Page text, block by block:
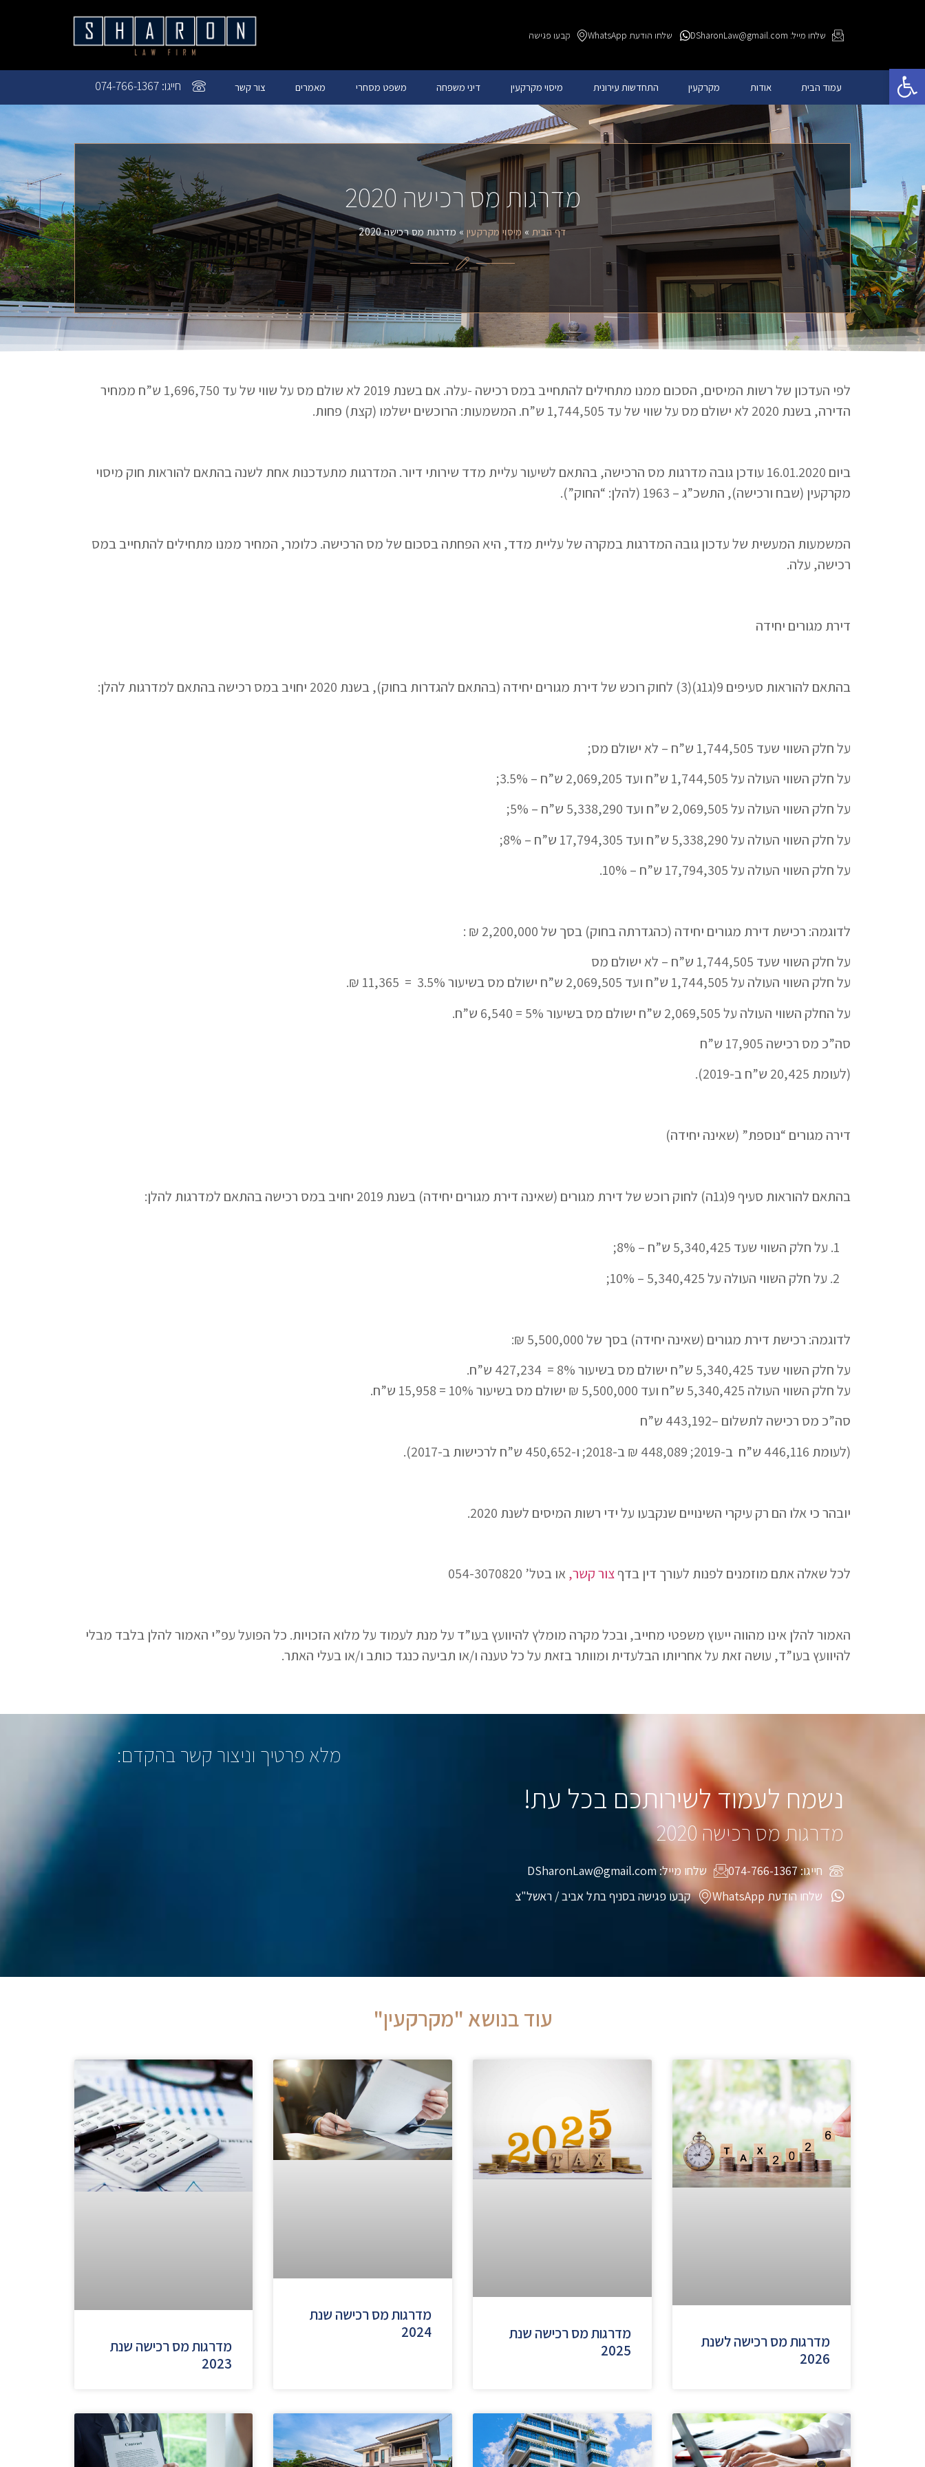
שלחו מייל: DSharonLaw@gmail.com שלחו הודעת WhatsApp קבעו פגישה
עמוד הבית אודות מקרקעין התחדשות עירונית מיסוי מקרקעין דיני משפחה משפט מסחרי מאמרים צור קשר חייגו: 074-766-1367
מדרגות מס רכישה 2020
דף הבית » מיסוי מקרקעין » מדרגות מס רכישה 2020
לפי העדכון של רשות המיסים, הסכום ממנו מתחילים להתחייב במס רכישה -עלה. אם בשנת 2019 לא שולם מס על שווי של עד 1,696,750 ש”ח ממחיר
הדירה, בשנת 2020 לא ישולם מס על שווי של עד 1,744,505 ש”ח. המשמעות: הרוכשים ישלמו (קצת) פחות.
ביום 16.01.2020 עודכן גובה מדרגות מס הרכישה, בהתאם לשיעור עליית מדד שירותי דיור. המדרגות מתעדכנות אחת לשנה בהתאם להוראות חוק מיסוי
מקרקעין (שבח ורכישה), התשכ”ג – 1963 (להלן: “החוק”).
המשמעות המעשית של עדכון גובה המדרגות במקרה של עליית מדד, היא הפחתה בסכום של מס הרכישה. כלומר, המחיר ממנו מתחילים להתחייב במס
רכישה, עלה.
דירת מגורים יחידה
בהתאם להוראות סעיפים 9(ג1ג)(3) לחוק רוכש של דירת מגורים יחידה (בהתאם להגדרות בחוק), בשנת 2020 יחויב במס רכישה בהתאם למדרגות להלן:
על חלק השווי שעד 1,744,505 ש”ח – לא ישולם מס;
על חלק השווי העולה על 1,744,505 ש”ח ועד 2,069,205 ש”ח – 3.5%;
על חלק השווי העולה על 2,069,505 ש”ח ועד 5,338,290 ש”ח – 5%;
על חלק השווי העולה על 5,338,290 ש”ח ועד 17,794,305 ש”ח – 8%;
על חלק השווי העולה על 17,794,305 ש”ח – 10%.
לדוגמה: רכישת דירת מגורים יחידה (כהגדרתה בחוק) בסך של 2,200,000 ₪ :
על חלק השווי שעד 1,744,505 ש”ח – לא ישולם מס
על חלק השווי העולה על 1,744,505 ש”ח ועד 2,069,505 ש”ח ישולם מס בשיעור 3.5% = 11,365 ₪.
על החלק השווי העולה על 2,069,505 ש”ח ישולם מס בשיעור 5% = 6,540 ש”ח.
סה”כ מס רכישה 17,905 ש”ח
(לעומת 20,425 ש”ח ב-2019).
דירה מגורים “נוספת” (שאינה יחידה)
בהתאם להוראות סעיף 9(ג1ה) לחוק רוכש של דירת מגורים (שאינה דירת מגורים יחידה) בשנת 2019 יחויב במס רכישה בהתאם למדרגות להלן:
לדוגמה: רכישת דירת מגורים (שאינה יחידה) בסך של 5,500,000 ₪:
על חלק השווי שעד 5,340,425 ש”ח ישולם מס בשיעור 8% = 427,234 ש”ח.
על חלק השווי העולה 5,340,425 ש”ח ועד 5,500,000 ₪ ישולם מס בשיעור 10% = 15,958 ש”ח.
סה”כ מס רכישה לתשלום –443,192 ש”ח
(לעומת 446,116 ש”ח ב-2019; 448,089 ₪ ב-2018; ו-450,652 ש”ח לרכישות ב-2017).
יובהר כי אלו הם רק עיקרי השינויים שנקבעו על ידי רשות המיסים לשנת 2020.
לכל שאלה אתם מוזמנים לפנות לעורך דין בדףצור קשר,או בטל’ 054-3070820
האמור להלן אינו מהווה ייעוץ משפטי מחייב, ובכל מקרה מומלץ להיוועץ בעו”ד על מנת לעמוד על מלוא הזכויות. כל הפועל עפ”י האמור להלן בלבד מבלי
להיוועץ בעו”ד, עושה זאת על אחריותו הבלעדית ומוותר בזאת על כל טענה ו/או תביעה כנגד כותב ו/או בעלי האתר.
נשמח לעמוד לשירותכם בכל עת!
מדרגות מס רכישה 2020
חייגו: 074-766-1367
שלחו מייל: DSharonLaw@gmail.com
שלחו הודעת WhatsApp
קבעו פגישה בסניף בתל אביב / ראשל"צ
מלא פרטיך וניצור קשר בהקדם:
עוד בנושא "מקרקעין"
מדרגות מס רכישה לשנת
2026
מדרגות מס רכישה שנת
2025
מדרגות מס רכישה שנת
2024
מדרגות מס רכישה שנת
2023
פתח סרגל נגישות